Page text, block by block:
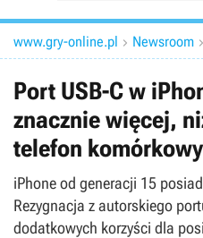
www.gry-online.pl  Newsroom 
Port USB-C w
znacznie więcej,
telefon komórkowy
iPhone od generacji 15
Rezygnacja z autorskiego
dodatkowych korzyści dla